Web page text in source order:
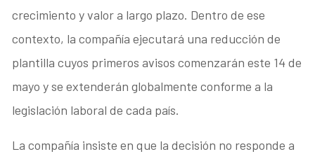
crecimiento y valor a largo plazo. Dentro de ese
contexto, la compañía ejecutará una reducción de
plantilla cuyos primeros avisos comenzarán este 14 de
mayo y se extenderán globalmente conforme a la
legislación laboral de cada país.
La compañía insiste en que la decisión no responde a